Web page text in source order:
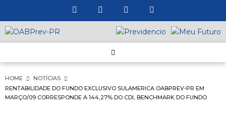
HOME
NOTÍCIAS
RENTABILIDADE DO FUNDO EXCLUSIVO SULAMERICA OABPREV-PR EM
MARÇO/09 CORRESPONDE A 144,27% DO CDI, BENCHMARK DO FUNDO